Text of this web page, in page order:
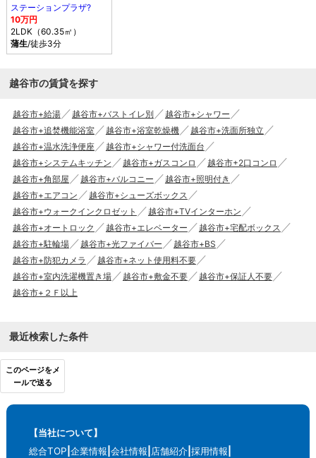
ステーションプラザ?
10万円
2LDK（60.35㎡）
蒲生/徒歩3分
越谷市の賃貸を探す
越谷市+給湯 越谷市+バストイレ別
越谷市+シャワー
越谷市+追焚機能浴室
越谷市+浴室乾燥機
越谷市+洗面所独立
越谷市+温水洗浄便座
越谷市+シャワー付洗面台
越谷市+システムキッチン
越谷市+ガスコンロ
越谷市+2口コンロ
越谷市+角部屋
越谷市+バルコニー
越谷市+照明付き
越谷市+エアコン
越谷市+シューズボックス
越谷市+ウォークインクロゼット
越谷市+TVインターホン
越谷市+オートロック
越谷市+エレベーター
越谷市+宅配ボックス
越谷市+駐輪場
越谷市+光ファイバー
越谷市+BS
越谷市+防犯カメラ
越谷市+ネット使用料不要
越谷市+室内洗濯機置き場
越谷市+敷金不要
越谷市+保証人不要
越谷市+２Ｆ以上
最近検索した条件
このページをメ
ールで送る
【当社について】
総合TOP 企業情報 会社情報 店舗紹介 採用情報